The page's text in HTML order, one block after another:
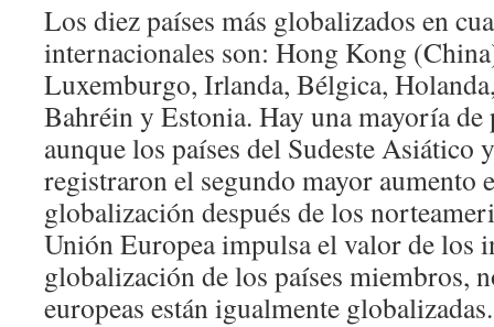
Los diez países más globalizados en
internacionales son: Hong Kong
Luxemburgo, Irlanda, Bélgica,
Bahréin y Estonia. Hay una mayoría de
aunque los países del Sudeste Asiático
registraron el segundo mayor aumento
globalización después de los
Unión Europea impulsa el valor de los
globalización de los países miembros,
europeas están igualmente globalizadas.